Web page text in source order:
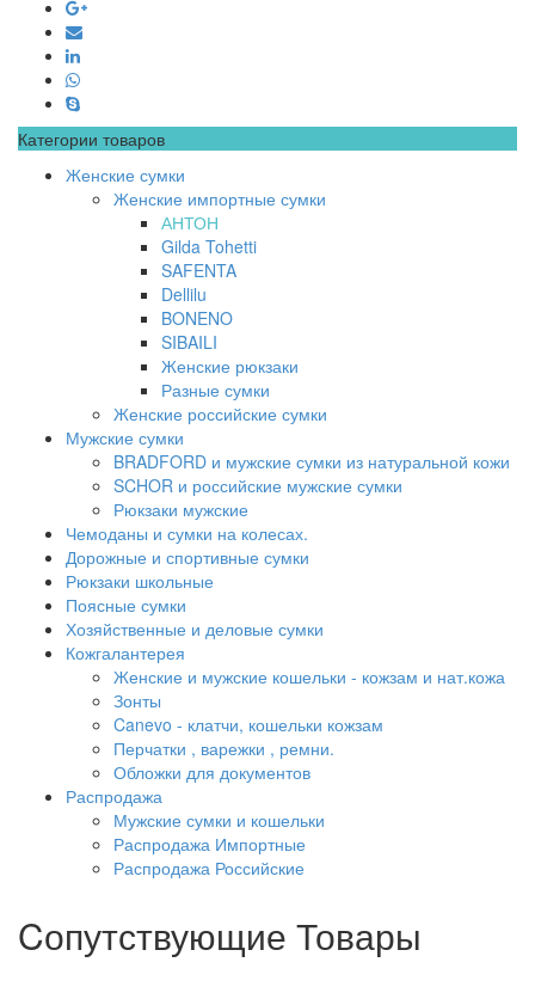
Категории товаров
Женские сумки
Женские импортные сумки
АНТОН
Gilda Tohetti
SAFENTA
Dellilu
BONENO
SIBAILI
Женские рюкзаки
Разные сумки
Женские российские сумки
Мужские сумки
BRADFORD и мужские сумки из натуральной кожи
SCHOR и российские мужские сумки
Рюкзаки мужские
Чемоданы и сумки на колесах.
Дорожные и спортивные сумки
Рюкзаки школьные
Поясные сумки
Хозяйственные и деловые сумки
Кожгалантерея
Женские и мужские кошельки - кожзам и нат.кожа
Зонты
Canevo - клатчи, кошельки кожзам
Перчатки , варежки , ремни.
Обложки для документов
Распродажа
Мужские сумки и кошельки
Распродажа Импортные
Распродажа Российские
Cопутствующие Товары